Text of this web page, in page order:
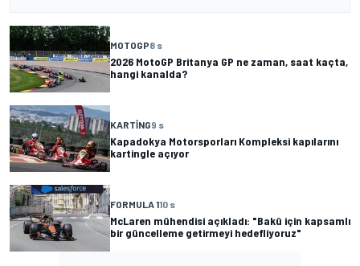
MOTOGP8 s
2026 MotoGP Britanya GP ne zaman, saat kaçta,
hangi kanalda?
KARTING9 s
Kapadokya Motorsporları Kompleksi kapılarını
kartingle açıyor
FORMULA 110 s
McLaren mühendisi açıkladı: "Bakü için kapsamlı
bir güncelleme getirmeyi hedefliyoruz"